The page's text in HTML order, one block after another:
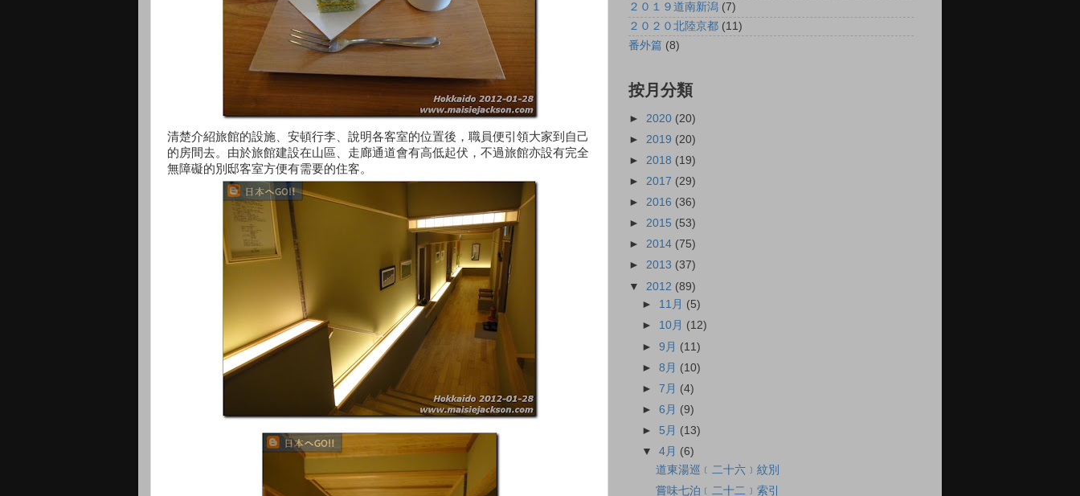
清楚介紹旅館的設施、安頓行李、說明各客室的位置後，職員便引領大家到自己
的房間去。由於旅館建設在山區、走廊通道會有高低起伏，不過旅館亦設有完全
無障礙的別邸客室方便有需要的住客。
２０１９道南新潟 (7)
２０２０北陸京都 (11)
番外篇 (8)
按月分類
► 2020 (20)
► 2019 (20)
► 2018 (19)
► 2017 (29)
► 2016 (36)
► 2015 (53)
► 2014 (75)
► 2013 (37)
▼ 2012 (89)
► 11月 (5)
► 10月 (12)
►9月 (11)
►8月 (10)
►7月 (4)
►6月 (9)
► 5月 (13)
▼4月 (6)
道東湯巡﹝二十六﹞紋別
嘗味七泊﹝二十二﹞索引